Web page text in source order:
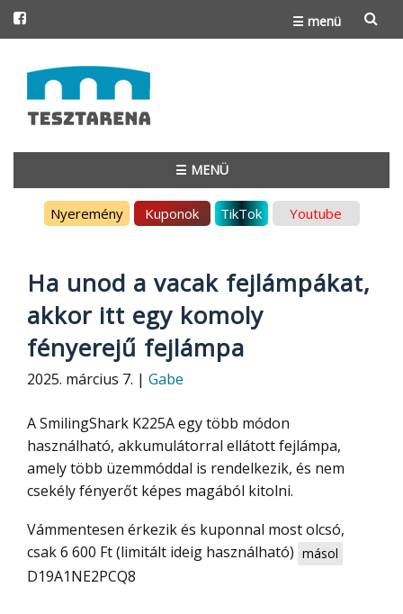
☰ menü
to
content
☰ MENÜ
Nyeremény Kuponok TikTok Youtube
Ha unod a vacak fejlámpákat,
akkor itt egy komoly
fényerejű fejlámpa
2025. március 7. | Gabe
A SmilingShark K225A egy több módon
használható, akkumulátorral ellátott fejlámpa,
amely több üzemmóddal is rendelkezik, és nem
csekély fényerőt képes magából kitolni.
Vámmentesen érkezik és kuponnal most olcsó,
csak 6 600 Ft (limitált ideig használható) másol
D19A1NE2PCQ8